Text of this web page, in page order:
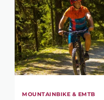
MOUNTAINBIKE & EMTB